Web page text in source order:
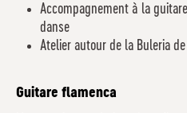
Accompagnement à la
danse
Atelier autour de la Buleria de
Guitare flamenca